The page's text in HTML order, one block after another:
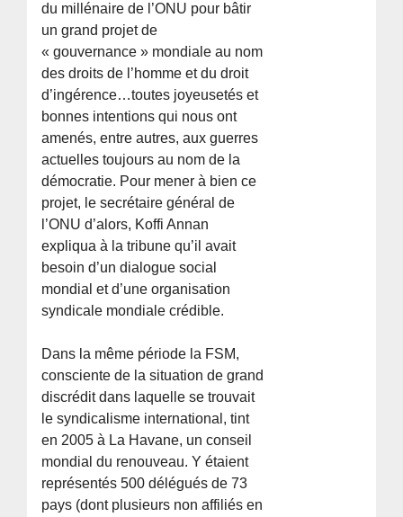
du millénaire de l’ONU pour bâtir
un grand projet de
« gouvernance » mondiale au nom
des droits de l’homme et du droit
d’ingérence…toutes joyeusetés et
bonnes intentions qui nous ont
amenés, entre autres, aux guerres
actuelles toujours au nom de la
démocratie. Pour mener à bien ce
projet, le secrétaire général de
l’ONU d’alors, Koffi Annan
expliqua à la tribune qu’il avait
besoin d’un dialogue social
mondial et d’une organisation
syndicale mondiale crédible.
Dans la même période la FSM,
consciente de la situation de grand
discrédit dans laquelle se trouvait
le syndicalisme international, tint
en 2005 à La Havane, un conseil
mondial du renouveau. Y étaient
représentés 500 délégués de 73
pays (dont plusieurs non affiliés en